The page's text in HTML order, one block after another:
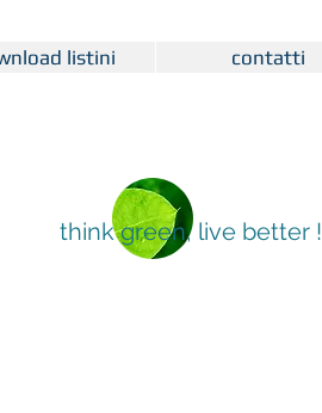
listini contatti
think green, live better !